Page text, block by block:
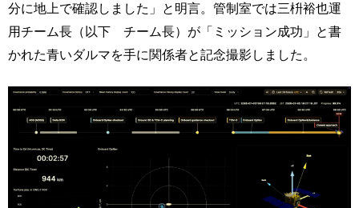
分に地上で確認しました」と明言。管制室では三枡裕也運
用チーム長（以下 チーム長）が「ミッション成功」と書
かれた青いダルマを手に関係者と記念撮影しました。